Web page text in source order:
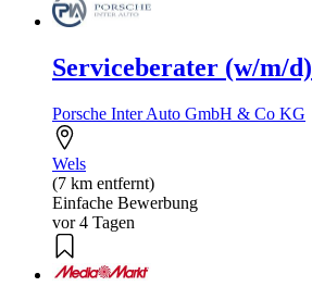
Serviceberater (w/m/d)
Porsche Inter Auto GmbH & Co KG
Wels
(7 km entfernt)
Einfache Bewerbung
vor 4 Tagen